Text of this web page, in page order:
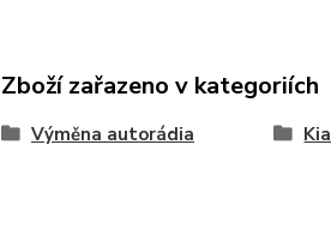
Zboží zařazeno v kategoriích
Výměna autorádia Kia